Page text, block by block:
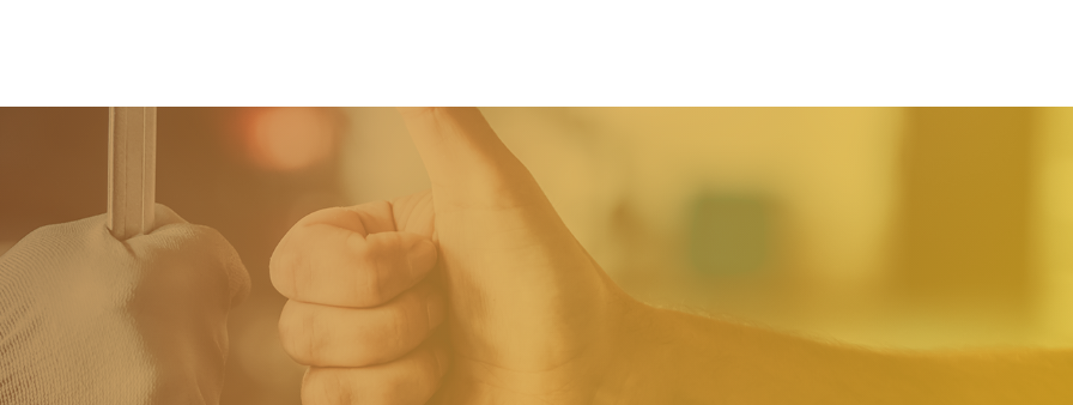
Home
Tweedehands wagens
Stock wagens
Rema Carrosserie
Wie zijn we?